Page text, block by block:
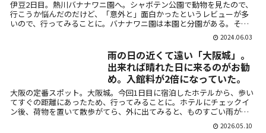
伊豆2日目。熱川バナナワニ園へ。シャボテン公園で動物を見たので、
行こうか悩んだのだけど、「意外と」面白かったというレビューが多
いので、行ってみることに。バナナワニ園は本園と分園がある。そん
2024.06.03
雨の日の近くて遠い「大阪城」。
出来れば晴れた日に来るのがお勧
め。入館料が2倍になっていた。
大阪の定番スポット。大阪城。今回1日目に宿泊したホテルから、歩い
てすぐの距離にあったため、行ってみることに。ホテルにチェックイ
ン後、荷物を置いて散歩がてら、外に出てみると、ものすごい雨が降
2026.05.10